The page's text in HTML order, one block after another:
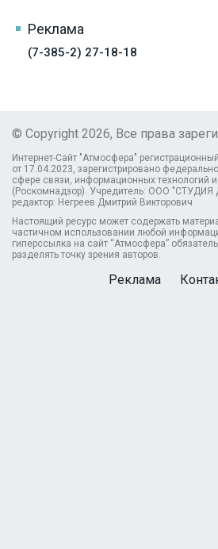
Реклама
(7-385-2) 27-18-18
© Copyright 2026, Все права
Интернет-Сайт "Атмосфера"
от 17.04.2023, зарегистрировано
сфере связи, информационных технологий
(Роскомнадзор). Учредитель: ООО "СТУДИЯ
редактор: Негреев Дмитрий Викторович
Настоящий ресурс может содержать
частичном использовании любой
гиперссылка на сайт “Атмосфера”
разделять точку зрения авторов.
Реклама